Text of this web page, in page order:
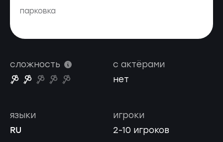
парковка
сложность
с актёрами
нет
игроки
2-10 игроков
языки
RU